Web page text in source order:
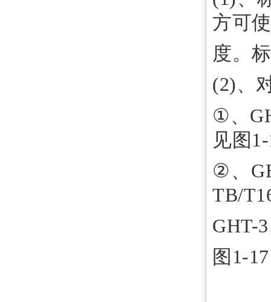
方可
度。
(2)、
①、
见图
②、
TB/
GHT-
图1-